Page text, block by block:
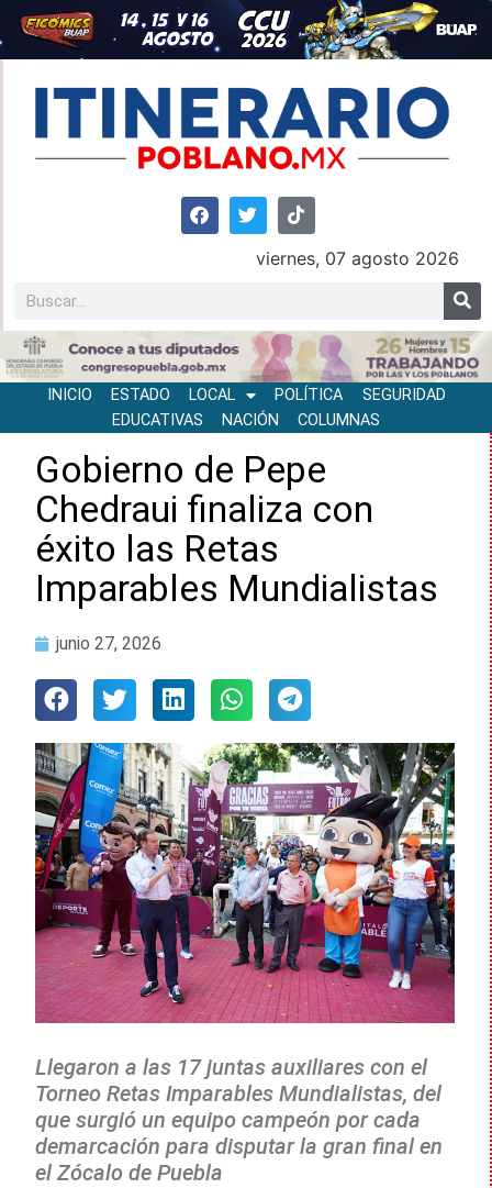
viernes, 07 agosto 2026
INICIO ESTADO LOCAL POLÍTICA
SEGURIDAD
EDUCATIVAS
NACIÓN COLUMNAS
Gobierno de Pepe
Chedraui finaliza con
éxito las Retas
Imparables Mundialistas
junio 27, 2026
Llegaron a las 17 juntas auxiliares con el
Torneo Retas Imparables Mundialistas, del
que surgió un equipo campeón por cada
demarcación para disputar la gran final en
el Zócalo de Puebla